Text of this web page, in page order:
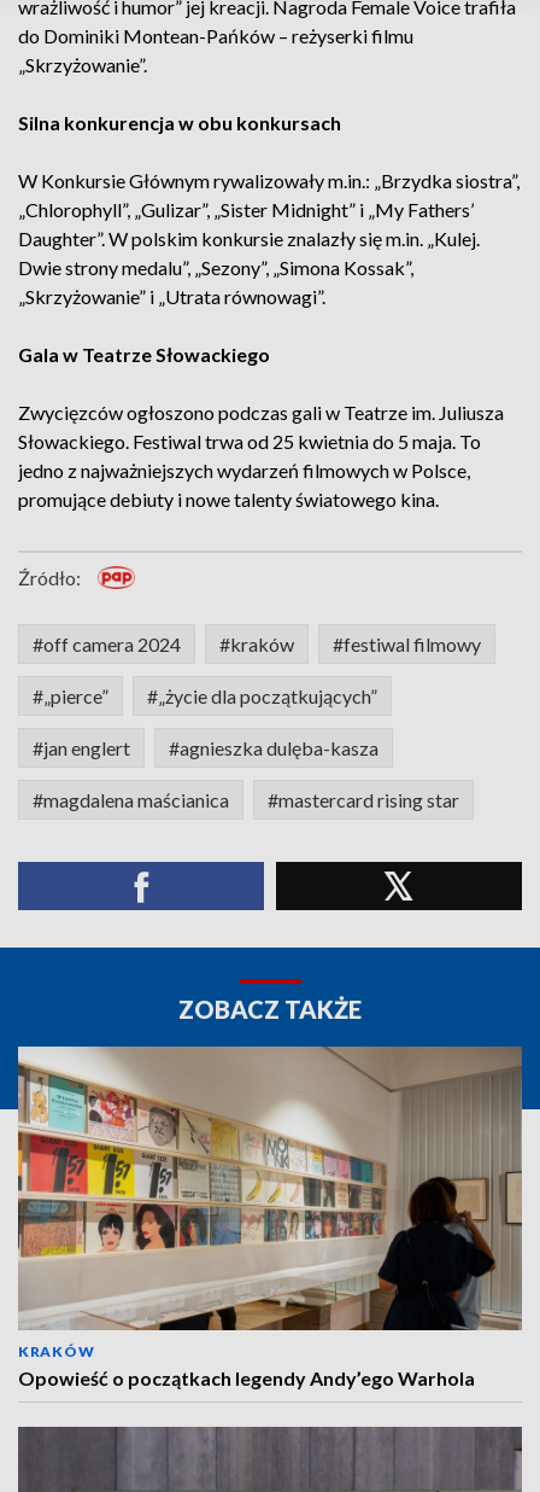
wrażliwość i humor” jej kreacji. Nagroda Female Voice trafiła
do Dominiki Montean-Pańków – reżyserki filmu
„Skrzyżowanie”.
Silna konkurencja w obu konkursach
W Konkursie Głównym rywalizowały m.in.: „Brzydka siostra”,
„Chlorophyll”, „Gulizar”, „Sister Midnight” i „My Fathers’
Daughter”. W polskim konkursie znalazły się m.in. „Kulej.
Dwie strony medalu”, „Sezony”, „Simona Kossak”,
„Skrzyżowanie” i „Utrata równowagi”.
Gala w Teatrze Słowackiego
Zwycięzców ogłoszono podczas gali w Teatrze im. Juliusza
Słowackiego. Festiwal trwa od 25 kwietnia do 5 maja. To
jedno z najważniejszych wydarzeń filmowych w Polsce,
promujące debiuty i nowe talenty światowego kina.
Źródło:
#off camera 2024 #kraków #festiwal filmowy
#„pierce” #„życie dla początkujących”
#jan englert #agnieszka dulęba-kasza
#magdalena maścianica #mastercard rising star
ZOBACZ TAKŻE
KRAKÓW
Opowieść o początkach legendy Andy’ego Warhola